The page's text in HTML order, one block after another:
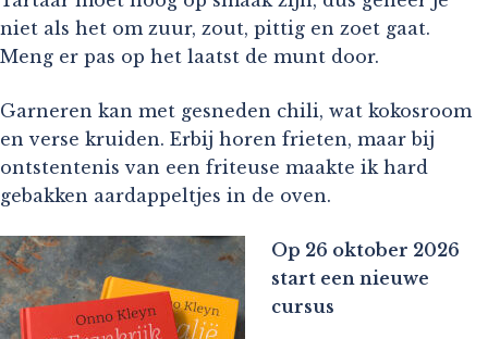
niet als het om zuur, zout, pittig en zoet gaat.
Meng er pas op het laatst de munt door.
Garneren kan met gesneden chili, wat kokosroom
en verse kruiden. Erbij horen frieten, maar bij
ontstentenis van een friteuse maakte ik hard
gebakken aardappeltjes in de oven.
Op 26 oktober 2026
start een nieuwe
cursus